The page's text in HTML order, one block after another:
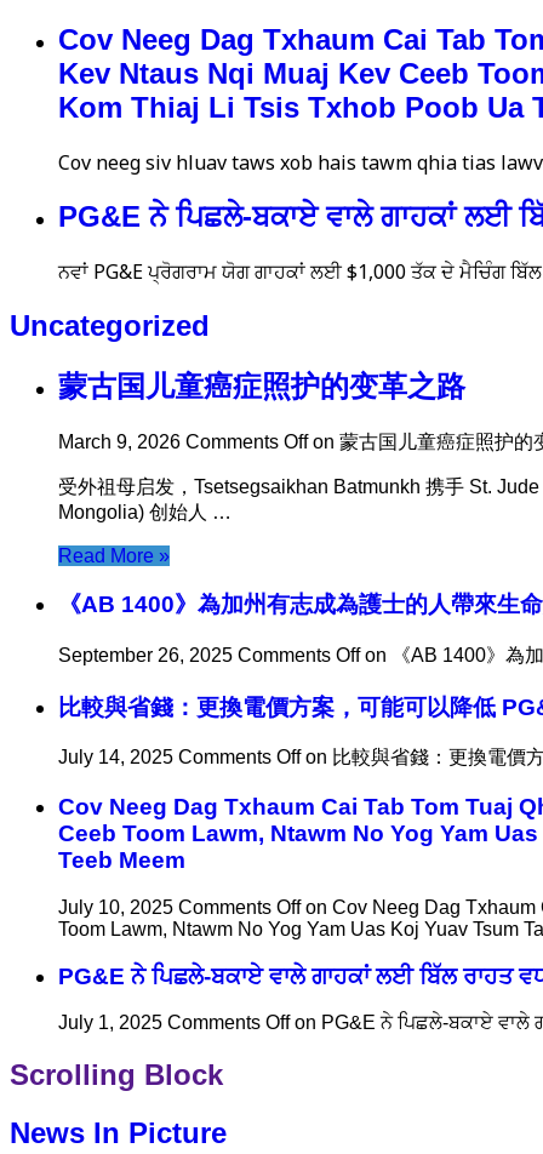
Cov Neeg Dag Txhaum Cai Tab
Kev Ntaus Nqi Muaj Kev Ceeb
Kom Thiaj Li Tsis Txhob Poob Ua
Cov neeg siv hluav taws xob hais tawm qhia tias
PG&E ਨੇ ਪਿਛਲੇ-ਬਕਾਏ ਵਾਲੇ ਗਾਹਕਾਂ ਲਈ
ਨਵਾਂ PG&E ਪ੍ਰੋਗਰਾਮ ਯੋਗ ਗਾਹਕਾਂ ਲਈ $1,000 ਤੱਕ ਦੇ ਮੈਚਿੰਗ
Uncategorized
蒙古国儿童癌症照护的变革之路
March 9, 2026 Comments Offon 蒙古国儿童癌症照护的
受外祖母启发，Tsetsegsaikhan Batmunkh 携手 St.
Mongolia) 创始人 …
Read More »
《AB 1400》為加州有志成為護士的人帶來生
September 26, 2025 Comments Offon 《AB 1400》為
比較與省錢：更換電價方案，可能可以降低
July 14, 2025 Comments Offon 比較與省錢：更換電價
Cov Neeg Dag Txhaum Cai Tab Tom Tuaj
Ceeb Toom Lawm, Ntawm No Yog Yam
Teeb Meem
July 10, 2025 Comments Offon Cov Neeg Dag Txhaum
Toom Lawm, Ntawm No Yog Yam Uas Koj Yuav Tsum
PG&E ਨੇ ਪਿਛਲੇ-ਬਕਾਏ ਵਾਲੇ ਗਾਹਕਾਂ ਲਈ ਬਿੱਲ ਰਾਹਤ
July 1, 2025 Comments Offon PG&E ਨੇ ਪਿਛਲੇ-ਬਕਾਏ ਵਾਲੇ
Scrolling Block
News In Picture